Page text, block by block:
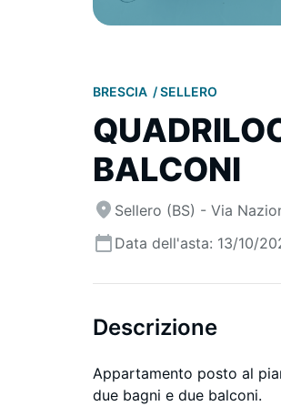
BRESCIA SELLERO
BALCONI
Sellero (BS) - Via
Data dell'asta: 13/10/
Descrizione
Appartamento posto al
due bagni e due balconi.